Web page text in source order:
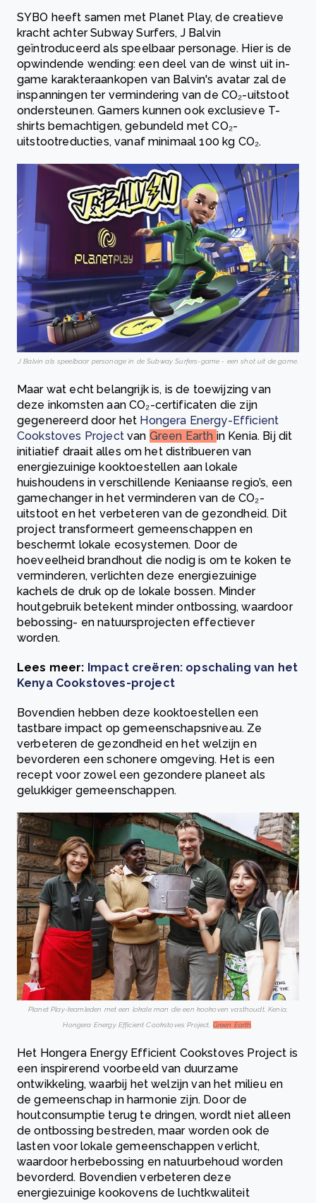
SYBO heeft samen met Planet Play, de creatieve
kracht achter Subway Surfers, J Balvin
geïntroduceerd als speelbaar personage. Hier is de
opwindende wending: een deel van de winst uit in-
game karakteraankopen van Balvin's avatar zal de
inspanningen ter vermindering van de CO₂-uitstoot
ondersteunen. Gamers kunnen ook exclusieve T-
shirts bemachtigen, gebundeld met CO₂-
uitstootreducties, vanaf minimaal 100 kg CO₂.
J Balvin als speelbaar personage in de Subway Surfers-game - een shot uit de game.
Maar wat echt belangrijk is, is de toewijzing van
deze inkomsten aan CO₂-certificaten die zijn
gegenereerd door het Hongera Energy-Efficient
Cookstoves Projectvan Green Earth in Kenia. Bij dit
initiatief draait alles om het distribueren van
energiezuinige kooktoestellen aan lokale
huishoudens in verschillende Keniaanse regio’s, een
gamechanger in het verminderen van de CO₂-
uitstoot en het verbeteren van de gezondheid. Dit
project transformeert gemeenschappen en
beschermt lokale ecosystemen. Door de
hoeveelheid brandhout die nodig is om te koken te
verminderen, verlichten deze energiezuinige
kachels de druk op de lokale bossen. Minder
houtgebruik betekent minder ontbossing, waardoor
bebossing- en natuursprojecten effectiever
worden.
Lees meer: Impact creëren: opschaling van het
Kenya Cookstoves-project
Bovendien hebben deze kooktoestellen een
tastbare impact op gemeenschapsniveau. Ze
verbeteren de gezondheid en het welzijn en
bevorderen een schonere omgeving. Het is een
recept voor zowel een gezondere planeet als
gelukkiger gemeenschappen.
Planet Play-teamleden met een lokale man die een kookoven vasthoudt, Kenia,
Hongera Energy Efficient Cookstoves Project, Green Earth.
Het Hongera Energy Efficient Cookstoves Project is
een inspirerend voorbeeld van duurzame
ontwikkeling, waarbij het welzijn van het milieu en
de gemeenschap in harmonie zijn. Door de
houtconsumptie terug te dringen, wordt niet alleen
de ontbossing bestreden, maar worden ook de
lasten voor lokale gemeenschappen verlicht,
waardoor herbebossing en natuurbehoud worden
bevorderd. Bovendien verbeteren deze
energiezuinige kookovens de luchtkwaliteit